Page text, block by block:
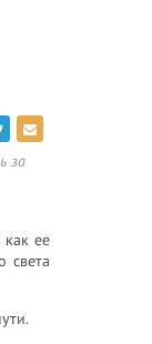
за
как ее
света